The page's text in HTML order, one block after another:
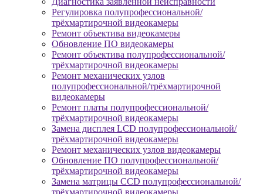
Регулировка полупрофессиональной/
трёхмартирочной видеокамеры
Ремонт объектива видеокамеры
Обновление ПО видеокамеры
Ремонт объектива полупрофессиональной/
трёхмартирочной видеокамеры
Ремонт механических узлов
полупрофессиональной/трёхмартирочной
видеокамеры
Ремонт платы полупрофессиональной/
трёхмартирочной видеокамеры
Замена дисплея LCD полупрофессиональной/
трёхмартирочной видеокамеры
Ремонт механических узлов видеокамеры
Обновление ПО полупрофессиональной/
трёхмартирочной видеокамеры
Замена матрицы CCD полупрофессиональной/
трёхмартирочной видеокамеры